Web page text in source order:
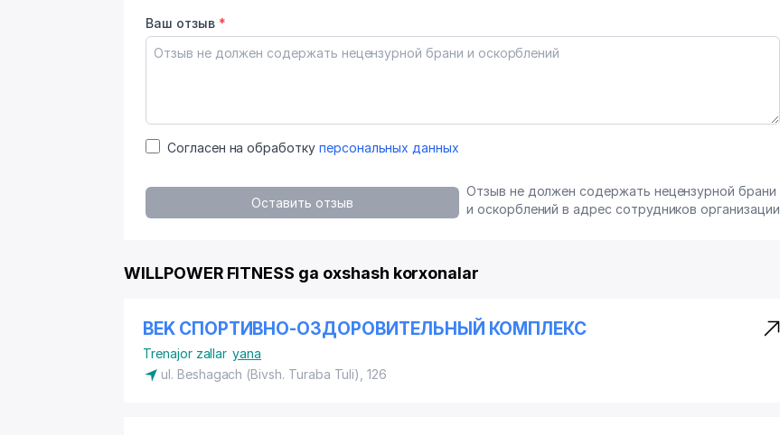
Ваш отзыв *
Согласен на обработку персональных данных
Оставить отзыв
Отзыв не должен содержать нецензурной брани
и оскорблений в адрес сотрудников организации
WILLPOWER FITNESS ga oxshash korxonalar
BEK СПОРТИВНО-ОЗДОРОВИТЕЛЬНЫЙ КОМПЛЕКС
Trenajor zallar yana
ul. Beshagach (Bivsh. Turaba Tuli), 126